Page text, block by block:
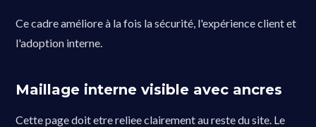
Ce cadre améliore à la fois la sécurité, l'expérience client et
l'adoption interne.
Maillage interne visible avec ancres
Cette page doit etre reliee clairement au reste du site. Le